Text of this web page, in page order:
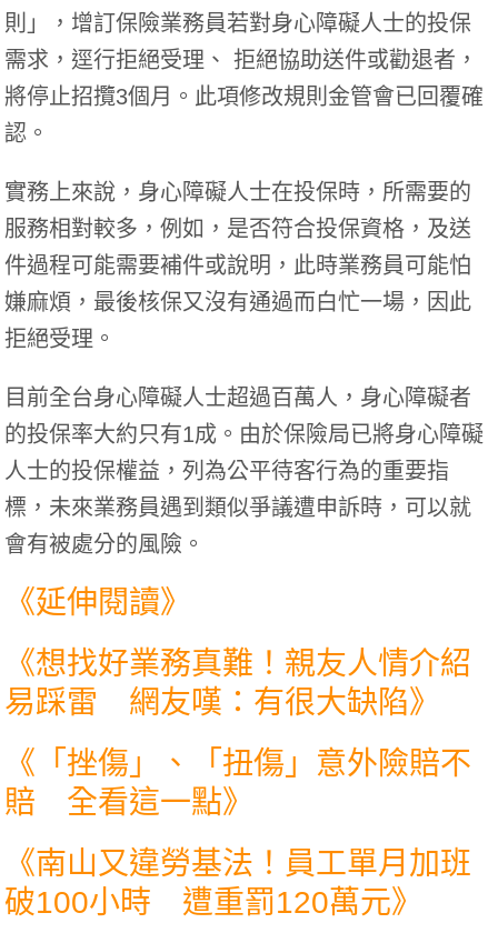
則」，增訂保險業務員若對身心障礙人士的投保
需求，逕行拒絕受理、 拒絕協助送件或勸退者，
將停止招攬3個月。此項修改規則金管會已回覆確
認。
實務上來說，身心障礙人士在投保時，所需要的
服務相對較多，例如，是否符合投保資格，及送
件過程可能需要補件或說明，此時業務員可能怕
嫌麻煩，最後核保又沒有通過而白忙一場，因此
拒絕受理。
目前全台身心障礙人士超過百萬人，身心障礙者
的投保率大約只有1成。由於保險局已將身心障礙
人士的投保權益，列為公平待客行為的重要指
標，未來業務員遇到類似爭議遭申訴時，可以就
會有被處分的風險。
《延伸閱讀》
《想找好業務真難！親友人情介紹
易踩雷 網友嘆：有很大缺陷》
《 「挫傷」、「扭傷」意外險賠不
賠 全看這一點》
《南山又違勞基法！員工單月加班
破100小時 遭重罰120萬元》